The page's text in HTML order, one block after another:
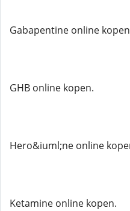
Gabapentine online
GHB online kopen.
Hero&iuml;ne online
Ketamine online kopen.